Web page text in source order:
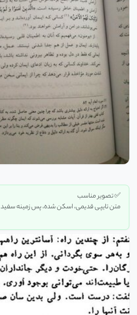
✅ تصویر مناسب
متن تایپی قدیمی، اسکن شده، پس زمینه سفید